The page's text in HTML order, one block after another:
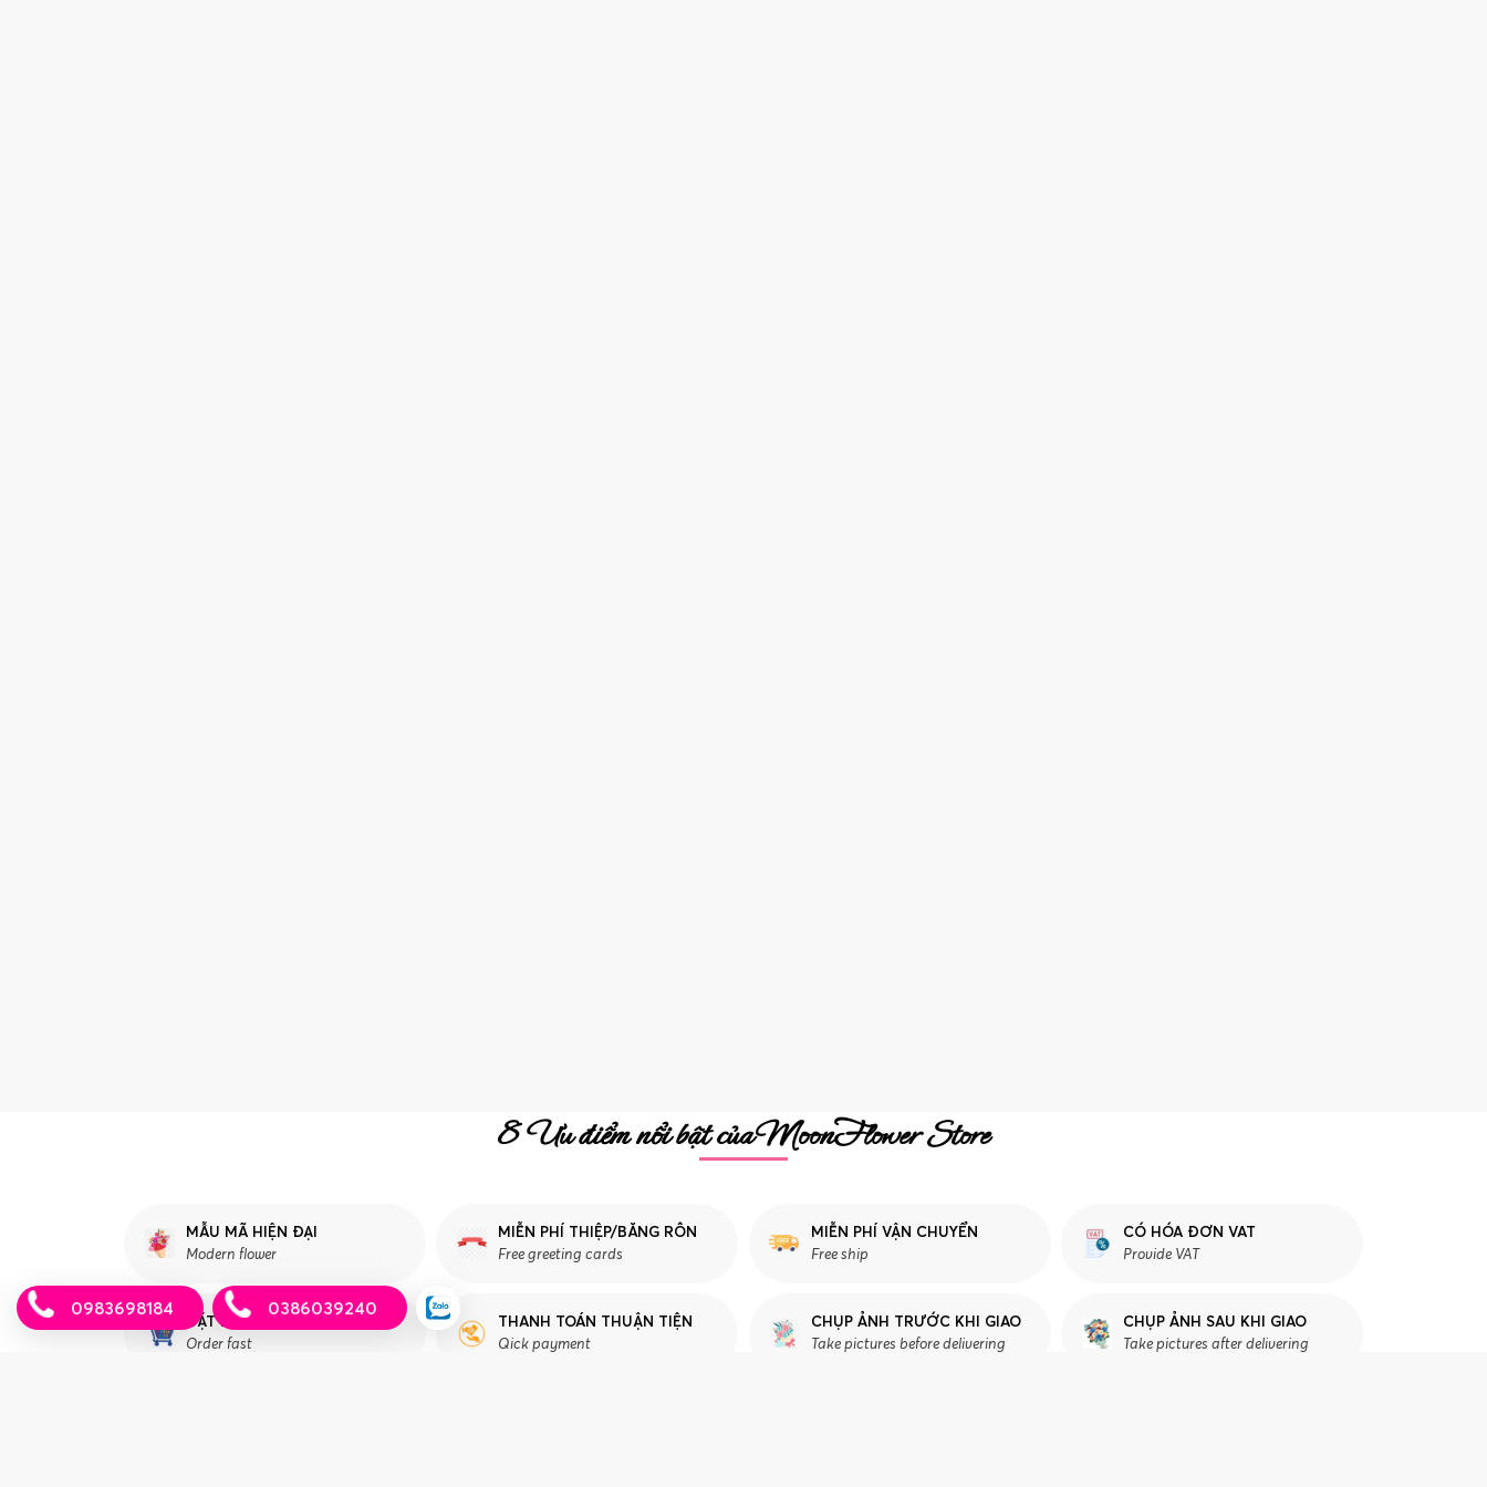
8 Ưu điểm nổi bật của MoonFlower Store
MẪU MÃ HIỆN ĐẠI
Modern flower
MIỄN PHÍ THIỆP/BĂNG RÔN
Free greeting cards
MIỄN PHÍ VẬN CHUYỂN
Free ship
CÓ HÓA ĐƠN VAT
Provide VAT
ĐẶT HÀNG NHANH
Order fast
THANH TOÁN THUẬN TIỆN
Qick payment
CHỤP ẢNH TRƯỚC KHI GIAO
Take pictures before delivering
CHỤP ẢNH SAU KHI GIAO
Take pictures after delivering
0983698184 0386039240